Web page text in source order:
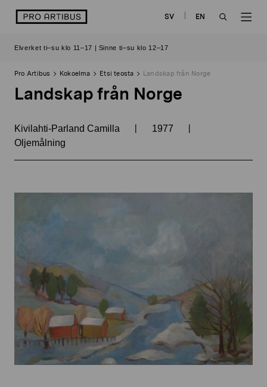
sisältöön
logo SV
EN
Elverket ti–su klo 11–17 | Sinne ti–su klo 12–17
Pro Artibus Kokoelma Etsi teosta Landskap från Norge
Landskap från Norge
Kivilahti-Parland Camilla | 1977 |
Oljemålning